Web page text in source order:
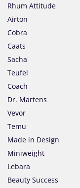
Rhum Attitude
Airton
Cobra
Caats
Sacha
Teufel
Coach
Dr. Martens
Vevor
Temu
Made in Design
Miniweight
Lebara
Beauty Success